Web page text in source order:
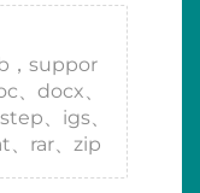
，suppor
、docx、
、igs、
rar、zip